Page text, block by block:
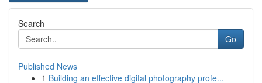
Search
Go
Published News
1 Building an effective digital photography profe...